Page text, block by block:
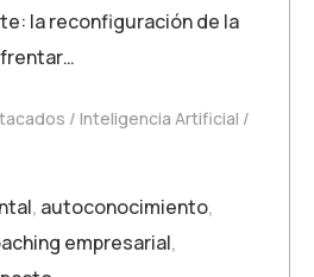
la reconfiguración de la
Inteligencia Artificial
, autoconocimiento,
empresarial,